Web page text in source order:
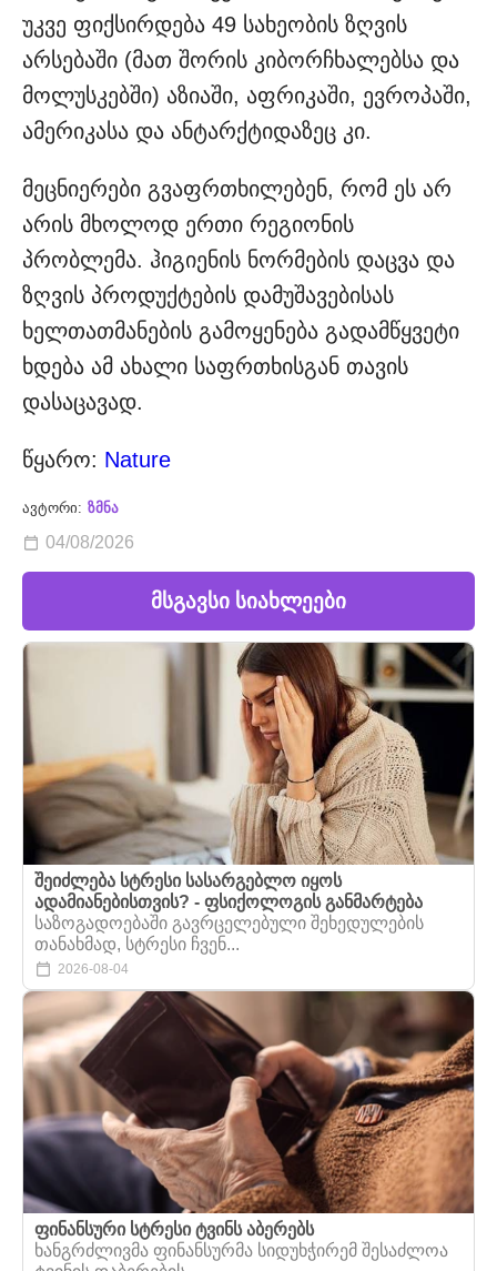
უკვე ფიქსირდება 49 სახეობის ზღვის
არსებაში (მათ შორის კიბორჩხალებსა და
მოლუსკებში) აზიაში, აფრიკაში, ევროპაში,
ამერიკასა და ანტარქტიდაზეც კი.
მეცნიერები გვაფრთხილებენ, რომ ეს არ
არის მხოლოდ ერთი რეგიონის
პრობლემა. ჰიგიენის ნორმების დაცვა და
ზღვის პროდუქტების დამუშავებისას
ხელთათმანების გამოყენება გადამწყვეტი
ხდება ამ ახალი საფრთხისგან თავის
დასაცავად.
წყარო: Nature
ავტორი: ზმნა
04/08/2026
მსგავსი სიახლეები
შეიძლება სტრესი სასარგებლო იყოს
ადამიანებისთვის? - ფსიქოლოგის განმარტება
საზოგადოებაში გავრცელებული შეხედულების
თანახმად, სტრესი ჩვენ...
2026-08-04
ფინანსური სტრესი ტვინს აბერებს
ხანგრძლივმა ფინანსურმა სიდუხჭირემ შესაძლოა